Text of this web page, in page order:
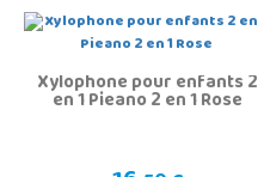
Xylophone pour enfants 2
en 1 Pieano 2 en 1 Rose